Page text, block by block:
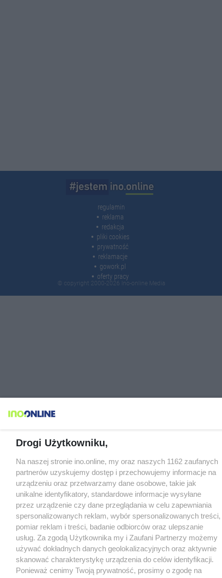
regulamin
reklama
redakcja
pliki cookies
prywatność
reklamacje
gowork.pl
oferty pracy
© copyright 2000-2026 Ino-online Media
Drogi Użytkowniku,
Na naszej stronie ino.online, my oraz naszych 1162 zaufanych
partnerów uzyskujemy dostęp i przechowujemy informacje na
urządzeniu oraz przetwarzamy dane osobowe, takie jak
unikalne identyfikatory, standardowe informacje wysyłane
przez urządzenie czy dane przeglądania w celu zapewniania
spersonalizowanych reklam, wybór spersonalizowanych treści,
pomiar reklam i treści, badanie odbiorców oraz ulepszanie
usług. Za zgodą Użytkownika my i Zaufani Partnerzy możemy
używać dokładnych danych geolokalizacyjnych oraz aktywnie
skanować charakterystykę urządzenia do celów identyfikacji.
Ponieważ cenimy Twoją prywatność, prosimy o zgodę na